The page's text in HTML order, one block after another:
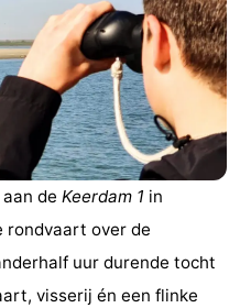
aan de Keerdam 1 in
rondvaart over de
uur durende tocht
visserij én een flinke